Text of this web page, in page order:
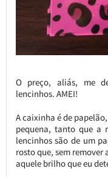
O preço, aliás, me
lencinhos. AMEI!
A caixinha é de
pequena, tanto que a
lencinhos são de um
rosto que, sem remover
aquele brilho que eu